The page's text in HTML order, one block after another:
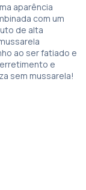
aparência
com um
de alta
ao ser fatiado e
e
sem mussarela!